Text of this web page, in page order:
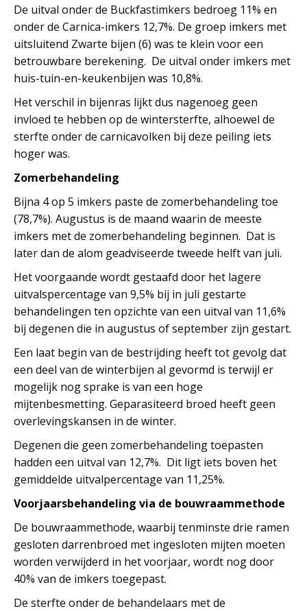
De uitval onder de Buckfastimkers bedroeg 11% en
onder de Carnica-imkers 12,7%. De groep imkers met
uitsluitend Zwarte bijen (6) was te klein voor een
betrouwbare berekening. De uitval onder imkers met
huis-tuin-en-keukenbijen was 10,8%.
Het verschil in bijenras lijkt dus nagenoeg geen
invloed te hebben op de wintersterfte, alhoewel de
sterfte onder de carnicavolken bij deze peiling iets
hoger was.
Zomerbehandeling
Bijna 4 op 5 imkers paste de zomerbehandeling toe
(78,7%). Augustus is de maand waarin de meeste
imkers met de zomerbehandeling beginnen. Dat is
later dan de alom geadviseerde tweede helft van juli.
Het voorgaande wordt gestaafd door het lagere
uitvalspercentage van 9,5% bij in juli gestarte
behandelingen ten opzichte van een uitval van 11,6%
bij degenen die in augustus of september zijn gestart.
Een laat begin van de bestrijding heeft tot gevolg dat
een deel van de winterbijen al gevormd is terwijl er
mogelijk nog sprake is van een hoge
mijtenbesmetting. Geparasiteerd broed heeft geen
overlevingskansen in de winter.
Degenen die geen zomerbehandeling toepasten
hadden een uitval van 12,7%. Dit ligt iets boven het
gemiddelde uitvalpercentage van 11,25%.
Voorjaarsbehandeling via de bouwraammethode
De bouwraammethode, waarbij tenminste drie ramen
gesloten darrenbroed met ingesloten mijten moeten
worden verwijderd in het voorjaar, wordt nog door
40% van de imkers toegepast.
De sterfte onder de behandelaars met de